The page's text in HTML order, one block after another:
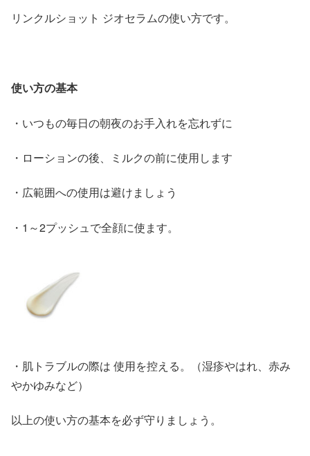
リンクルショット ジオセラムの使い方です。
使い方の基本
・いつもの毎日の朝夜のお手入れを忘れずに
・ ローションの後、ミルクの前に使用します
・ 広範囲への使用は避けましょう
・1～2プッシュで全顔に使ます。
・肌トラブルの際は 使用を控える。
（湿疹やはれ、赤み
やかゆみなど）
以上の使い方の基本を必ず守りましょう。